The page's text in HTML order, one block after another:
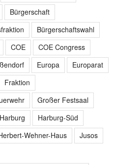
Bürgerschaft
Bürgerschaftswahl
COE
COE Congress
Europa
Europarat
Fraktion
Großer Festsaal
Harburg-Süd
Wehner-Haus
Jusos